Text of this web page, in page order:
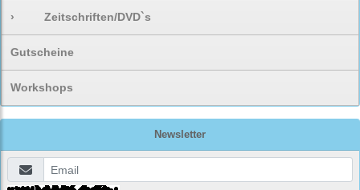
› Zeitschriften/DVD`s
Gutscheine
Workshops
Newsletter